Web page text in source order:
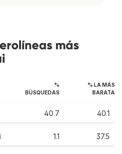
más
%
BÚSQUEDAS
% LA MÁS
BARATA
40.7 40.1
1.1 37.5